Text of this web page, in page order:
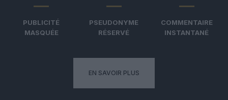
PUBLICITÉ
MASQUÉE
PSEUDONYME
RÉSERVÉ
COMMENTAIRE
INSTANTANÉ
EN SAVOIR PLUS